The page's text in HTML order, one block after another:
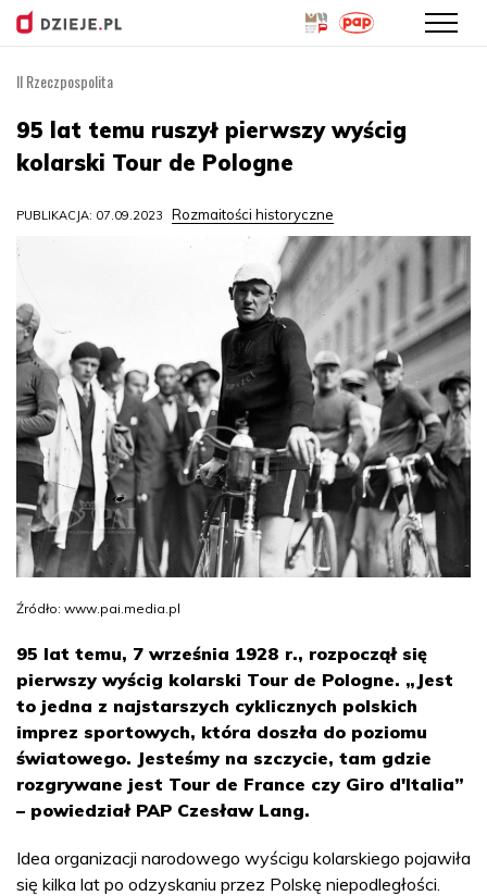
treści
II Rzeczpospolita
95 lat temu ruszył pierwszy wyścig
kolarski Tour de Pologne
PUBLIKACJA: 07.09.2023 Rozmaitości historyczne
Źródło: www.pai.media.pl
95 lat temu, 7 września 1928 r., rozpoczął się
pierwszy wyścig kolarski Tour de Pologne. „Jest
to jedna z najstarszych cyklicznych polskich
imprez sportowych, która doszła do poziomu
światowego. Jesteśmy na szczycie, tam gdzie
rozgrywane jest Tour de France czy Giro d'Italia”
– powiedział PAP Czesław Lang.
Idea organizacji narodowego wyścigu kolarskiego pojawiła
się kilka lat po odzyskaniu przez Polskę niepodległości.